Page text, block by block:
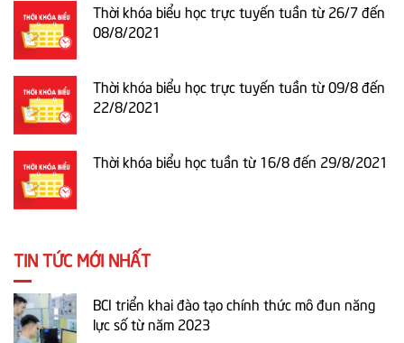
Thời khóa biểu học trực tuyến tuần từ 26/7 đến
08/8/2021
Thời khóa biểu học trực tuyến tuần từ 09/8 đến
22/8/2021
Thời khóa biểu học tuần từ 16/8 đến 29/8/2021
TIN TỨC MỚI NHẤT
BCI triển khai đào tạo chính thức mô đun năng
lực số từ năm 2023